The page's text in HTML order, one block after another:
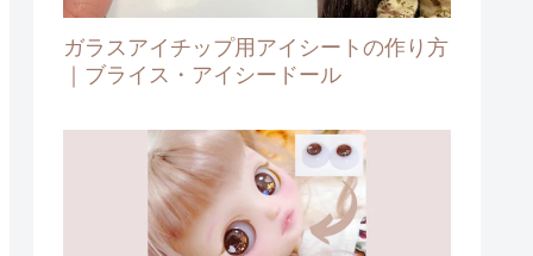
ガラスアイチップ用アイシートの作り方
｜ブライス・アイシードール